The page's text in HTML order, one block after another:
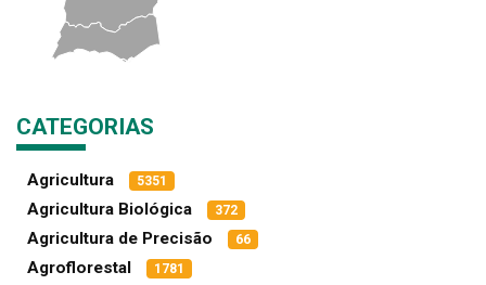
CATEGORIAS
Agricultura 5351
Agricultura Biológica 372
Agricultura de Precisão 66
Agroflorestal 1781